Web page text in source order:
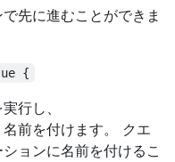
先に進むことができま
{
行し、
名前を付けます。 クエ
ョンに名前を付けるこ